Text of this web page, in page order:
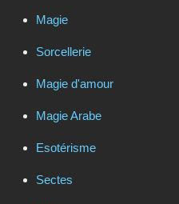
Magie
Sorcellerie
Magie d'amour
Magie Arabe
Esotérisme
Sectes